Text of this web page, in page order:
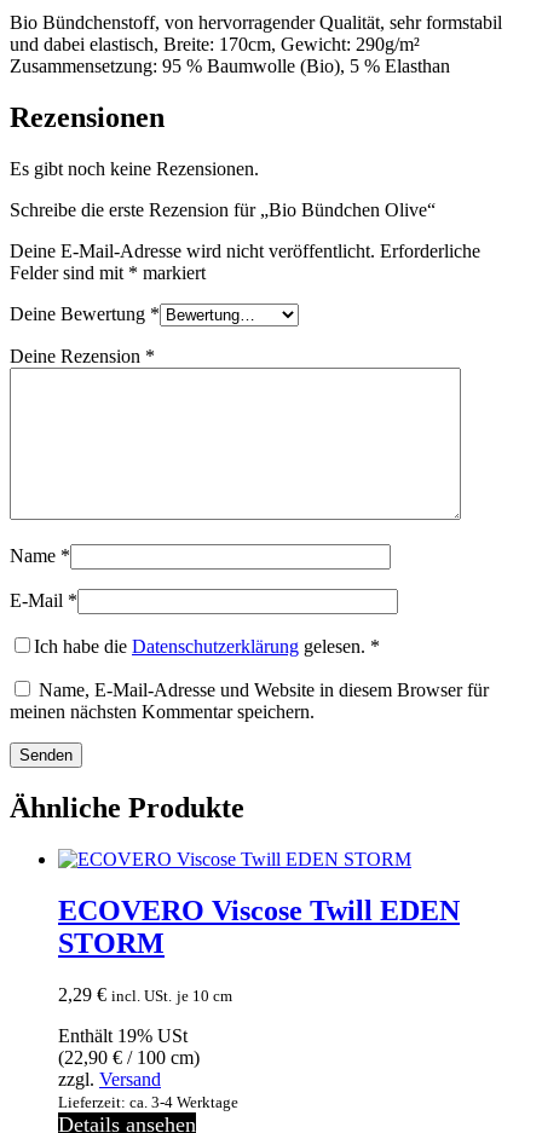
Bio Bündchenstoff, von hervorragender Qualität, sehr formstabil
und dabei elastisch, Breite: 170cm, Gewicht: 290g/m²
Zusammensetzung: 95 % Baumwolle (Bio), 5 % Elasthan
Rezensionen
Es gibt noch keine Rezensionen.
Schreibe die erste Rezension für „Bio Bündchen Olive“
Deine E-Mail-Adresse wird nicht veröffentlicht. Erforderliche
Felder sind mit * markiert
Deine Bewertung *
Deine Rezension *
Name *
E-Mail *
Ich habe die Datenschutzerklärung gelesen. *
Name, E-Mail-Adresse und Website in diesem Browser für
meinen nächsten Kommentar speichern.
Ähnliche Produkte
ECOVERO Viscose Twill EDEN
STORM
2,29 € incl. USt. je 10 cm
Enthält 19% USt
(22,90 € / 100 cm)
zzgl. Versand
Lieferzeit: ca. 3-4 Werktage
Details ansehen